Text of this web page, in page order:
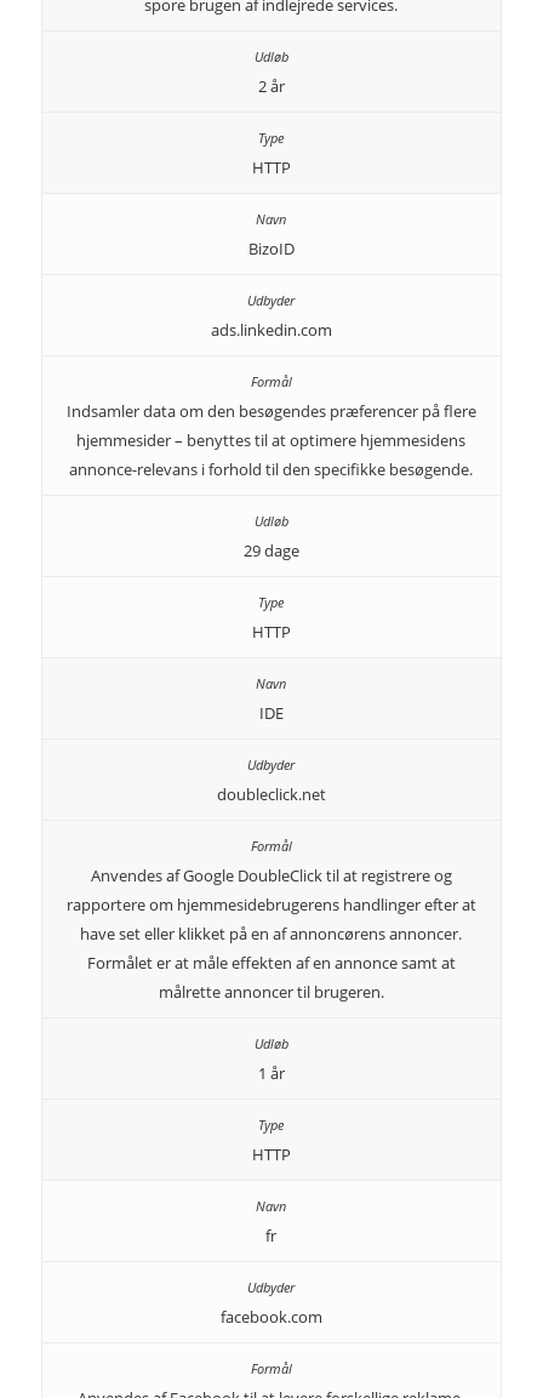
spore brugen af indlejrede services.
2 år
HTTP
BizoID
ads.linkedin.com
Indsamler data om den besøgendes præferencer på flere
hjemmesider – benyttes til at optimere hjemmesidens
annonce-relevans i forhold til den specifikke besøgende.
29 dage
HTTP
IDE
doubleclick.net
Anvendes af Google DoubleClick til at registrere og
rapportere om hjemmesidebrugerens handlinger efter at
have set eller klikket på en af annoncørens annoncer.
Formålet er at måle effekten af en annonce samt at
målrette annoncer til brugeren.
1 år
HTTP
fr
facebook.com